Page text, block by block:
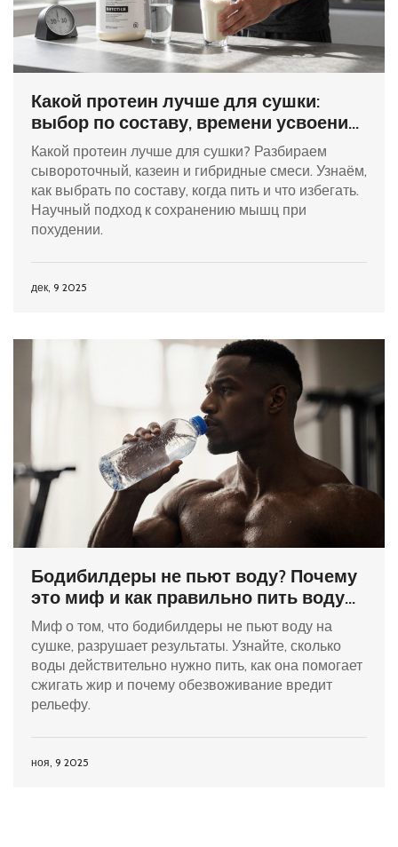
Какой протеин лучше для сушки:
выбор по составу, времени усвоения
и целям
Какой протеин лучше для сушки? Разбираем
сывороточный, казеин и гибридные смеси. Узнаём,
как выбрать по составу, когда пить и что избегать.
Научный подход к сохранению мышц при
похудении.
дек, 9 2025
Бодибилдеры не пьют воду? Почему
это миф и как правильно пить воду
на сушке
Миф о том, что бодибилдеры не пьют воду на
сушке, разрушает результаты. Узнайте, сколько
воды действительно нужно пить, как она помогает
сжигать жир и почему обезвоживание вредит
рельефу.
ноя, 9 2025